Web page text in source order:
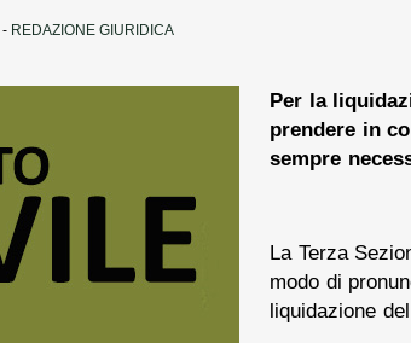
- REDAZIONE GIURIDICA
Per la
prendere in
sempre
La Terza
modo di
liquidazione